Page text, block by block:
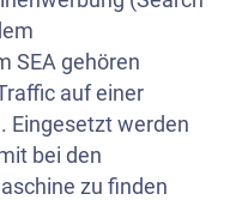
SEA gehören
auf einer
Eingesetzt werden
bei den
zu finden